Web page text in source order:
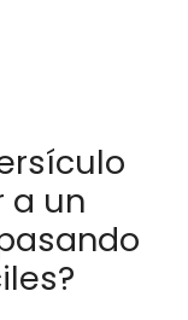
a un